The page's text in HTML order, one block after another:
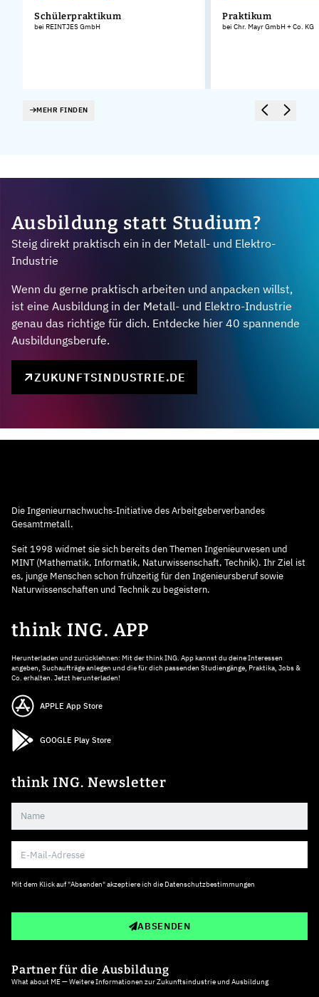
Schülerpraktikum
bei REINTJES GmbH
Praktikum
bei Chr. Mayr GmbH + Co. KG
MEHR FINDEN
Ausbildung statt Studium?
Steig direkt praktisch ein in der Metall- und Elektro-
Industrie
Wenn du gerne praktisch arbeiten und anpacken willst,
ist eine Ausbildung in der Metall- und Elektro-Industrie
genau das richtige für dich. Entdecke hier 40 spannende
Ausbildungsberufe.
ZUKUNFTSINDUSTRIE.DE
Die Ingenieurnachwuchs-Initiative des Arbeitgeberverbandes
Gesamtmetall.
Seit 1998 widmet sie sich bereits den Themen Ingenieurwesen und
MINT (Mathematik, Informatik, Naturwissenschaft, Technik). Ihr Ziel ist
es, junge Menschen schon frühzeitig für den Ingenieursberuf sowie
Naturwissenschaften und Technik zu begeistern.
think ING. APP
Herunterladen und zurücklehnen: Mit der think ING. App kannst du deine Interessen
angeben, Suchaufträge anlegen und die für dich passenden Studiengänge, Praktika, Jobs &
Co. erhalten. Jetzt herunterladen!
APPLE App Store
GOOGLE Play Store
think ING. Newsletter
Mit dem Klick auf "Absenden" akzeptiere ich die Datenschutzbestimmungen
ABSENDEN
Partner für die Ausbildung
What about ME — Weitere Informationen zur Zukunftsindustrie und Ausbildung